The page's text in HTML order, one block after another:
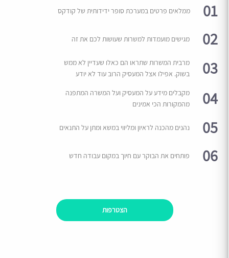
01 ממלאים פרטים במערכת סופר ידידותית של קודקס
02 מגישים מועמדות למשרות שעושות לכם את זה
03
מרבית המשרות שתראו הם כאלו שעדיין לא ממש
בשוק. אפילו אצל המעסיק הרוב עוד לא יודע
04
מקבלים מידע על המעסיק ועל המשרה המתפנה
מהמקורות הכי אמינים
05 נהנים מהכנה לראיון ומליווי במשא ומתן על התנאים
06 פותחים את הבוקר עם חיוך במקום עבודה חדש
הצטרפות